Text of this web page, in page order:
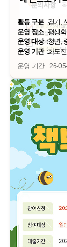
활동 구분 :걷기,
운영 장소 :평생
운영 대상 :청년,
운영 기관 :화도
운영 기간 : 26-